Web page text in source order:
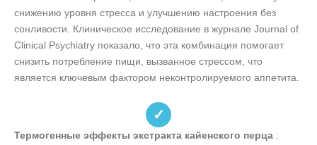
снижению уровня стресса и улучшению настроения без
сонливости. Клиническое исследование в журнале Journal of
Clinical Psychiatry показало, что эта комбинация помогает
снизить потребление пищи, вызванное стрессом, что
является ключевым фактором неконтролируемого аппетита.
✓
Термогенные эффекты экстракта кайенского перца :